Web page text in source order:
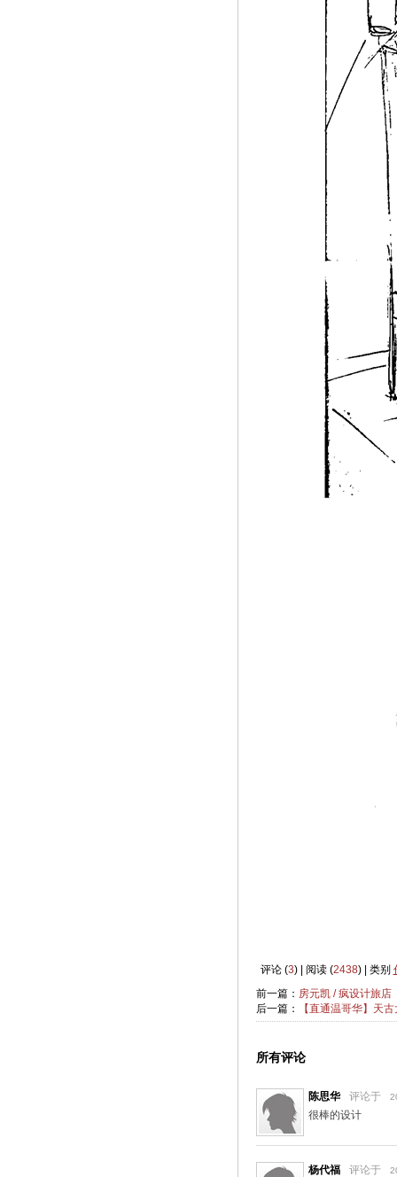
评论 (3) | 阅读 (2438) | 类别
前一篇： 房元凯 / 疯设计旅店
后一篇：
【直通温哥华】天
所有评论
陈思华 评论于
很棒的设计
杨代福 评论于